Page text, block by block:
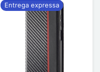
Entrega expressa